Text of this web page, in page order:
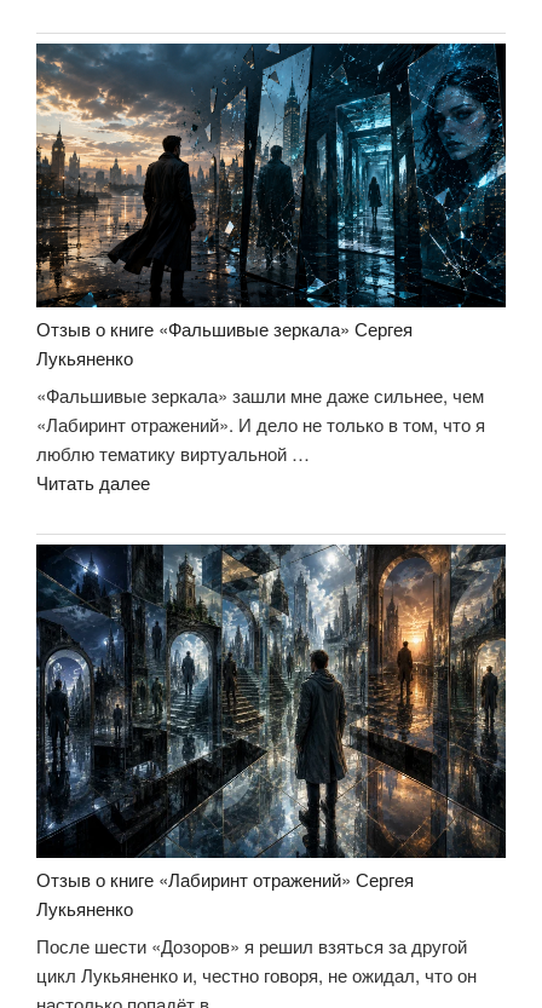
кто
ты,
если
у
тебя
забрать
всё?»
Отзыв о книге «Фальшивые зеркала» Сергея
Лукьяненко
«Фальшивые зеркала» зашли мне даже сильнее, чем
«Лабиринт отражений». И дело не только в том, что я
люблю тематику виртуальной …
Читать далее«Отзыв
книге
«Фальшивые
зеркала»
Сергея
Лукьяненко»
Отзыв о книге «Лабиринт отражений» Сергея
Лукьяненко
После шести «Дозоров» я решил взяться за другой
цикл Лукьяненко и, честно говоря, не ожидал, что он